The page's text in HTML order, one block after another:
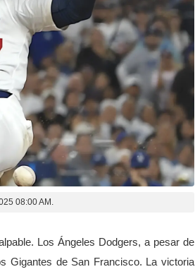
08:00 AM.
Los Ángeles Dodgers, a pesar de
Gigantes de San Francisco. La victoria